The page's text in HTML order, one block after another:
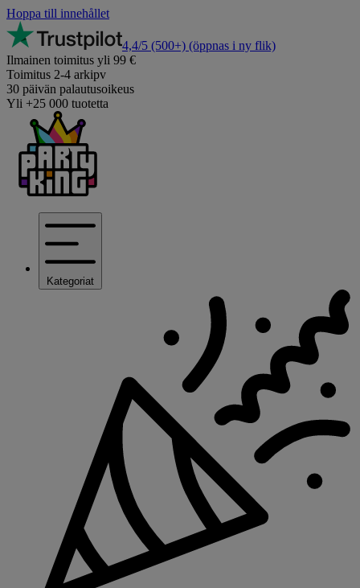
Hoppa till innehållet
4,4/5 (500+) (öppnas i ny flik)
Ilmainen toimitus yli 99 €
Toimitus 2-4 arkipv
30 päivän palautusoikeus
Yli +25 000 tuotetta
Kategoriat